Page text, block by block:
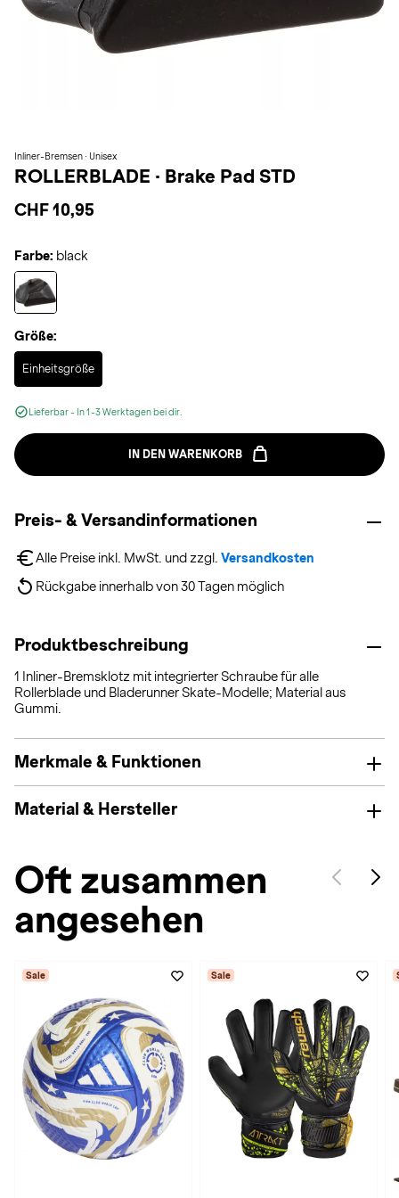
Inliner-Bremsen · Unisex
ROLLERBLADE · Brake Pad STD
CHF 10,95
Farbe: black
Größe:
Einheitsgröße
Selected
Lieferbar - In 1-3 Werktagen bei dir.
IN DEN WARENKORB
Preis- & Versandinformationen
Alle Preise inkl. MwSt. und zzgl. Versandkosten
Rückgabe innerhalb von 30 Tagen möglich
Produktbeschreibung
1 Inliner-Bremsklotz mit integrierter Schraube für alle
Rollerblade und Bladerunner Skate-Modelle; Material aus
Gummi.
Merkmale & Funktionen
Material & Hersteller
Oft zusammen
angesehen
Sale Sale